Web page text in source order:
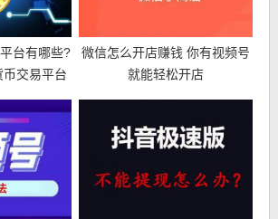
台有哪些?
币交易平台
微信怎么开店赚钱 你有视频号
就能轻松开店